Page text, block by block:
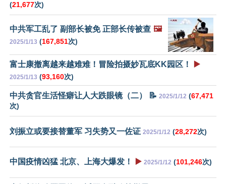
(21,677次)
中共军工乱了 副部长被免 正部长传被查 🖼️
2025/1/13 (167,851次)
富士康撤离越来越难难！冒险拍摄妙瓦底KK园区！ ▶️
2025/1/13 (93,160次)
中共贪官生活怪癖让人大跌眼镜（二） 📝 2025/1/12 (67,471
次)
刘振立或要接替董军 习失势又一佐证 2025/1/12 (28,272次)
中国疫情凶猛 北京、上海大爆发！ ▶️ 2025/1/12 (101,246次)